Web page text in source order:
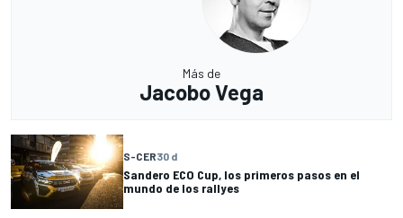
Más de
Jacobo Vega
S-CER30 d
Sandero ECO Cup, los primeros pasos en el
mundo de los rallyes